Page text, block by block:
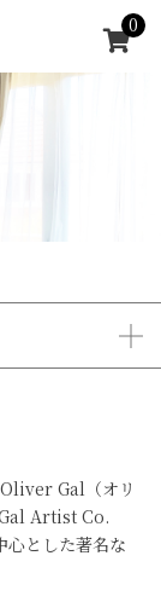
0
Gal（オリ
Artist Co.
とした著名な